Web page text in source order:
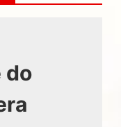
do